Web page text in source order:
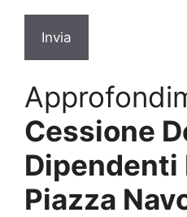
Cessione
Dipendenti
Piazza